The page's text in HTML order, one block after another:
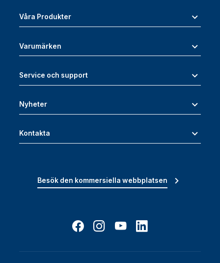
Våra Produkter
Varumärken
Service och support
Nyheter
Kontakta
Besök den kommersiella webbplatsen